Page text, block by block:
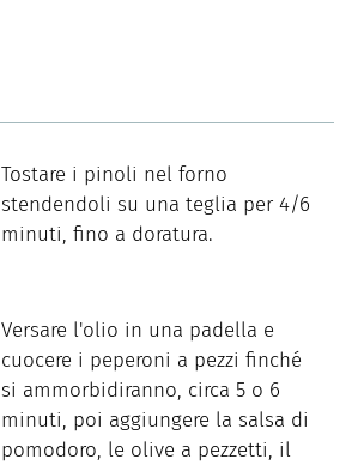
Tostare i pinoli nel forno
stendendoli su una teglia per 4/6
minuti, fino a doratura.
Versare l'olio in una padella e
cuocere i peperoni a pezzi finché
si ammorbidiranno, circa 5 o 6
minuti, poi aggiungere la salsa di
pomodoro, le olive a pezzetti, il